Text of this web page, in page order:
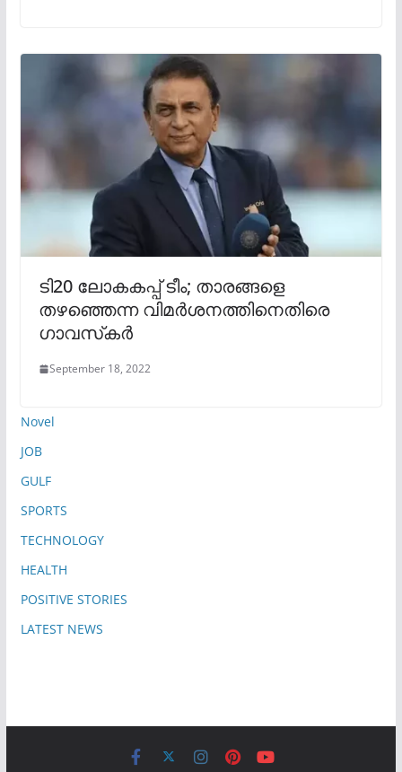
ടി20 ലോകകപ്പ് ടീം; താരങ്ങളെ
തഴഞ്ഞെന്ന വിമർശനത്തിനെതിരെ
ഗാവസ്‍കർ
September 18, 2022
Novel
JOB
GULF
SPORTS
TECHNOLOGY
HEALTH
POSITIVE STORIES
LATEST NEWS